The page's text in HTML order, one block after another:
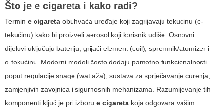
Što je e cigareta i kako radi?
Termin e cigareta obuhvaća uređaje koji zagrijavaju tekućinu (e-
tekućinu) kako bi proizveli aerosol koji korisnik udiše. Osnovni
dijelovi uključuju bateriju, grijaći element (coil), spremnik/atomizer i
e-tekućinu. Moderni modeli često dodaju pametne funkcionalnosti
poput regulacije snage (wattaža), sustava za sprječavanje curenja,
zamjenjivih zavojnica i sigurnosnih mehanizama. Razumijevanje tih
komponenti ključ je pri izboru e cigareta koja odgovara vašim